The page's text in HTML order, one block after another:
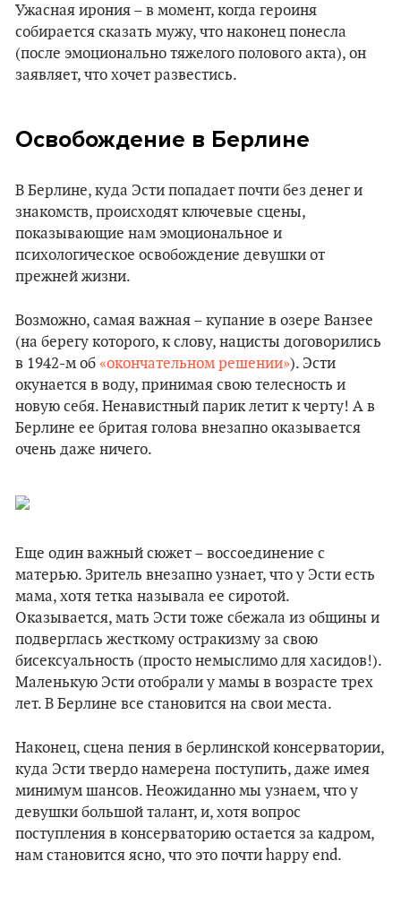
Ужасная ирония – в момент, когда героиня
собирается сказать мужу, что наконец понесла
(после эмоционально тяжелого полового акта), он
заявляет, что хочет развестись.
Освобождение в Берлине
В Берлине, куда Эсти попадает почти без денег и
знакомств, происходят ключевые сцены,
показывающие нам эмоциональное и
психологическое освобождение девушки от
прежней жизни.
Возможно, самая важная – купание в озере Ванзее
(на берегу которого, к слову, нацисты договорились
в 1942-м об «окончательном решении»). Эсти
окунается в воду, принимая свою телесность и
новую себя. Ненавистный парик летит к черту! А в
Берлине ее бритая голова внезапно оказывается
очень даже ничего.
Еще один важный сюжет – воссоединение с
матерью. Зритель внезапно узнает, что у Эсти есть
мама, хотя тетка называла ее сиротой.
Оказывается, мать Эсти тоже сбежала из общины и
подверглась жесткому остракизму за свою
бисексуальность (просто немыслимо для хасидов!).
Маленькую Эсти отобрали у мамы в возрасте трех
лет. В Берлине все становится на свои места.
Наконец, сцена пения в берлинской консерватории,
куда Эсти твердо намерена поступить, даже имея
минимум шансов. Неожиданно мы узнаем, что у
девушки большой талант, и, хотя вопрос
поступления в консерваторию остается за кадром,
нам становится ясно, что это почти happy end.